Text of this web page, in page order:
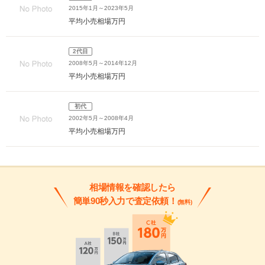
2015年1月～2023年5月
平均小売相場万円
2代目
2008年5月～2014年12月
平均小売相場万円
初代
2002年5月～2008年4月
平均小売相場万円
相場情報を確認したら
簡単90秒入力で査定依頼！ (無料)